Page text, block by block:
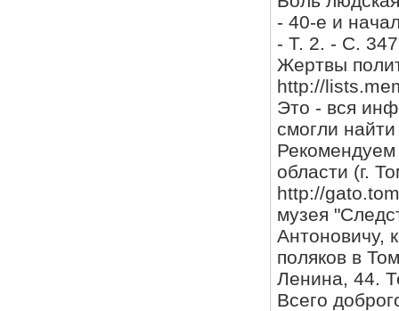
- 40-е и
- Т. 2. - С.
Жертвы
http://
Это - вся
смогли
Рекомендуем
области (г.
http://
музея
Антоновичу,
поляков в
Ленина, 44.
Всего